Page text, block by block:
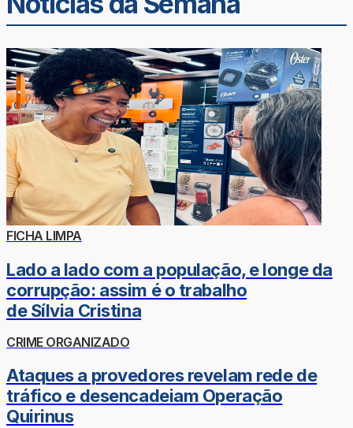
FICHA LIMPA
Lado a lado com a população, e longe da
corrupção: assim é o trabalho
de Sílvia Cristina
CRIME ORGANIZADO
Ataques a provedores revelam rede de
tráfico e desencadeiam Operação
Quirinus